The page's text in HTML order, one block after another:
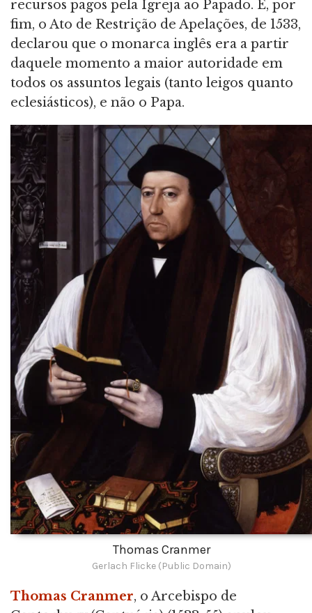
recursos pagos pela Igreja ao Papado. E, por
fim, o Ato de Restrição de Apelações, de 1533,
declarou que o monarca inglês era a partir
daquele momento a maior autoridade em
todos os assuntos legais (tanto leigos quanto
eclesiásticos), e não o Papa.
Thomas Cranmer
Gerlach Flicke (Public Domain)
Thomas Cranmer, o Arcebispo de